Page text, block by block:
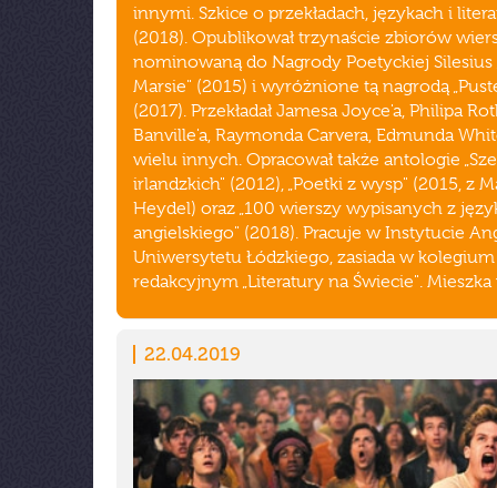
innymi. Szkice o przekładach, językach i
(2018). Opublikował trzynaście zbiorów
nominowaną do Nagrody Poetyckiej Silesius
Marsie" (2015) i wyróżnione tą nagrodą
(2017). Przekładał Jamesa Joyce'a, Philipa
Banville'a, Raymonda Carvera, Edmunda
wielu innych. Opracował także antologie
irlandzkich" (2012), „Poetki z wysp" (2015, z
Heydel) oraz „100 wierszy wypisanych z
angielskiego" (2018). Pracuje w Instytucie
Uniwersytetu Łódzkiego, zasiada w kolegium
redakcyjnym „Literatury na Świecie". Mieszka
22.04.2019